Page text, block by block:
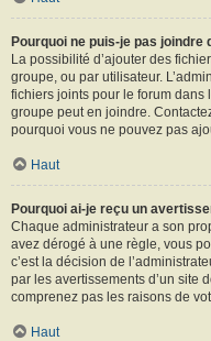
Pourquoi ne puis-je pas
La possibilité d’ajouter des
groupe, ou par utilisateur.
fichiers joints pour le forum dans
groupe peut en joindre.
pourquoi vous ne pouvez pas
Haut
Pourquoi ai-je reçu un
Chaque administrateur a son
avez dérogé à une règle, vous
c’est la décision de
par les avertissements d’un site
comprenez pas les raisons de
Haut